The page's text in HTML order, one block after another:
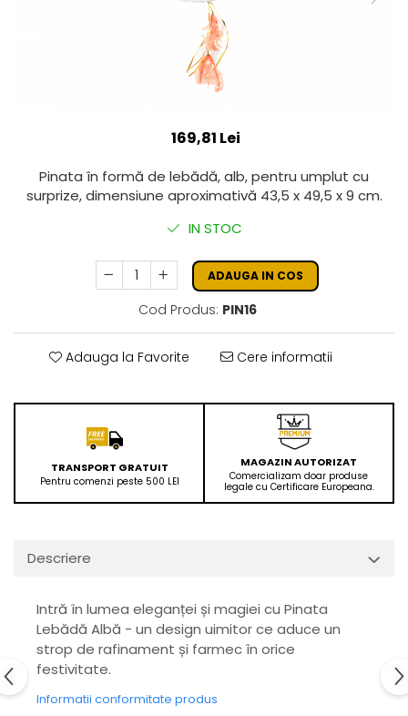
169,81 Lei
Pinata în formă de lebădă, alb, pentru umplut cu
surprize, dimensiune aproximativă 43,5 x 49,5 x 9 cm.
IN STOC
ADAUGA IN COS
Cod Produs: PIN16
Adauga la Favorite Cere informatii
TRANSPORT GRATUIT
Pentru comenzi peste 500 LEI
MAGAZIN AUTORIZAT
Comercializam doar produse
legale cu Certificare Europeana.
Descriere
Intră în lumea eleganței și magiei cu Pinata
Lebădă Albă - un design uimitor ce aduce un
strop de rafinament și farmec în orice
festivitate.
Informatii conformitate produs